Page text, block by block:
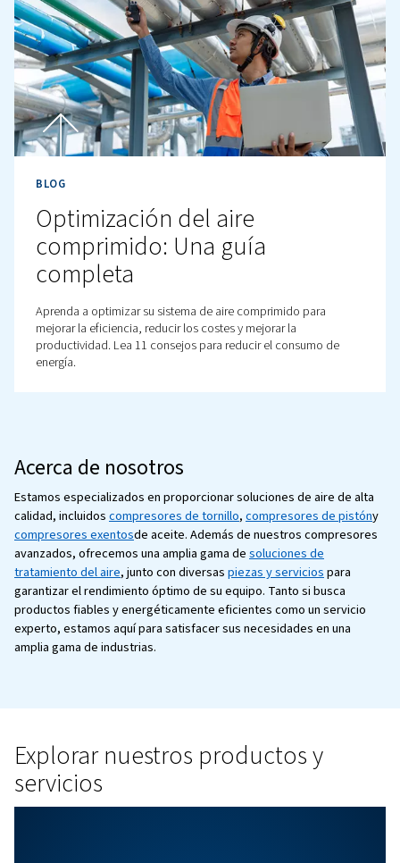
BLOG
Comprender las unidades
aire comprimido: Presión,
capacidad y mucho más
Obtenga más información sobre las unidades de aire
comprimido, incluidos la presión, la capacidad y los
comunes. Optimice su sistema para obtener un mejor
rendimiento y fiabilidad con esta guía.
BLOG
Presupuesto y